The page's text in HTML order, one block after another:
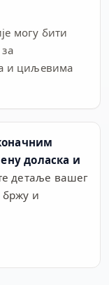
могу бити
и циљевима
доласка и
детаље вашег
бржу и